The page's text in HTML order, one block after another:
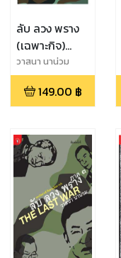
ลับ ลวง พราง
(เฉพาะกิจ)
หักเหลี่ยมกอง
ทัพ
วาสนา นาน่วม
149.00 ฿